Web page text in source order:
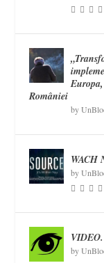
României
by
WACH
by
by